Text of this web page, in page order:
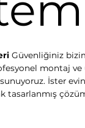
Güvenliğiniz
montaj
İster
tasarlanmış